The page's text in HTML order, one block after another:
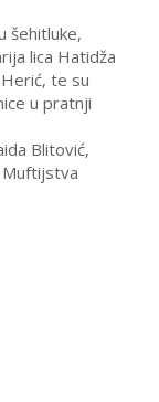
šehitluke,
lica Hatidža
te su
u pratnji
Blitović,